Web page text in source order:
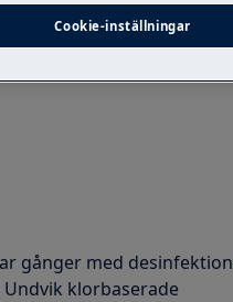
gånger med
klorbaserade
Cookie-inställningar